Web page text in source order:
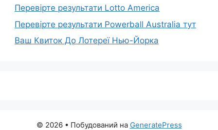
Перевірте результати Lotto America
Перевірте результати Powerball Australia тут
Ваш Квиток До Лотереї Нью-Йорка
© 2026 • Побудований на GeneratePress